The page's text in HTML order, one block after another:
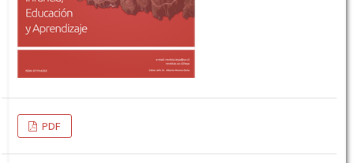
PDF